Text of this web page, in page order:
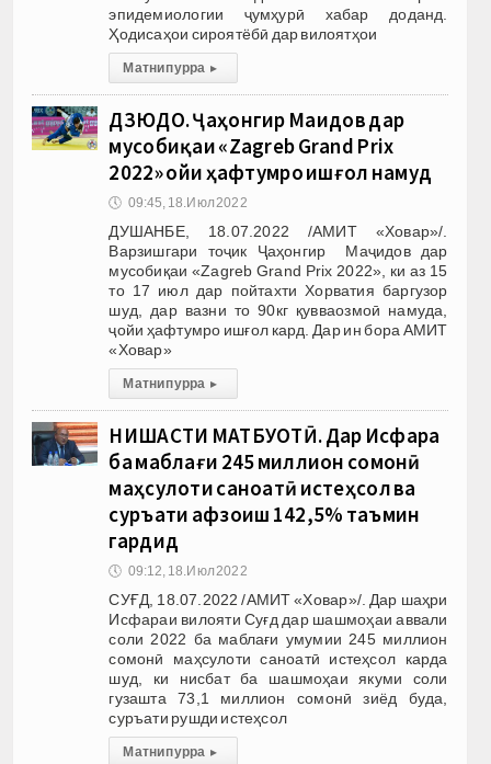
эпидемиологии ҷумҳурӣ хабар доданд.
Ҳодисаҳои сироятёбӣ дар вилоятҳои
Матни пурра ▸
ДЗЮДО. Ҷаҳонгир Маҷидов дар
мусобиқаи «Zagreb Grand Prix
2022» ҷойи ҳафтумро ишғол намуд
🕔 09:45, 18.Июл 2022
ДУШАНБЕ, 18.07.2022 /АМИТ «Ховар»/.
Варзишгари тоҷик Ҷаҳонгир Маҷидов дар
мусобиқаи «Zagreb Grand Prix 2022», ки аз 15
то 17 июл дар пойтахти Хорватия баргузор
шуд, дар вазни то 90кг қувваозмоӣ намуда,
ҷойи ҳафтумро ишғол кард. Дар ин бора АМИТ
«Ховар»
Матни пурра ▸
НИШАСТИ МАТБУОТӢ. Дар Исфара
ба маблағи 245 миллион сомонӣ
маҳсулоти саноатӣ истеҳсол ва
суръати афзоиш 142,5% таъмин
гардид
🕔 09:12, 18.Июл 2022
СУҒД, 18.07.2022 /АМИТ «Ховар»/. Дар шаҳри
Исфараи вилояти Суғд дар шашмоҳаи аввали
соли 2022 ба маблағи умумии 245 миллион
сомонӣ маҳсулоти саноатӣ истеҳсол карда
шуд, ки нисбат ба шашмоҳаи якуми соли
гузашта 73,1 миллион сомонӣ зиёд буда,
суръати рушди истеҳсол
Матни пурра ▸